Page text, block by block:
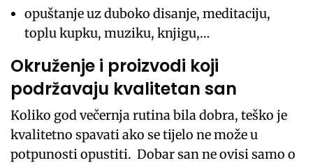
opuštanje uz duboko disanje, meditaciju,
toplu kupku, muziku, knjigu,…
Okruženje i proizvodi koji
podržavaju kvalitetan san
Koliko god večernja rutina bila dobra, teško je
kvalitetno spavati ako se tijelo ne može u
potpunosti opustiti. Dobar san ne ovisi samo o